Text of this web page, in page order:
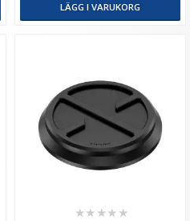
LÄGG I VARUKORG
★★ ★★ ★